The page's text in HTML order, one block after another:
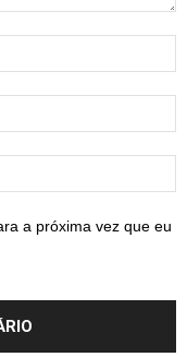
a próxima vez que eu